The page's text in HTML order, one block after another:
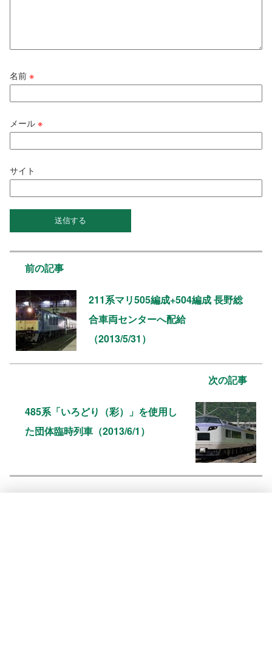
名前※
メール※
サイト
前の記事
211系マリ505編成+504編成 長野総
合車両センターへ配給
（2013/5/31）
次の記事
485系「いろどり（彩）」を使用し
た団体臨時列車（2013/6/1）